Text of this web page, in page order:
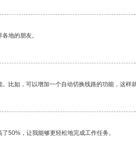
地的朋友。
比如，可以增加一个自动切换线路的功能，这样
50%，让我能够更轻松地完成工作任务。